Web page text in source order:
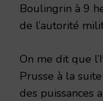
Boulingrin à 9
de l’autorité
On me dit que
Prusse à la
des puissances